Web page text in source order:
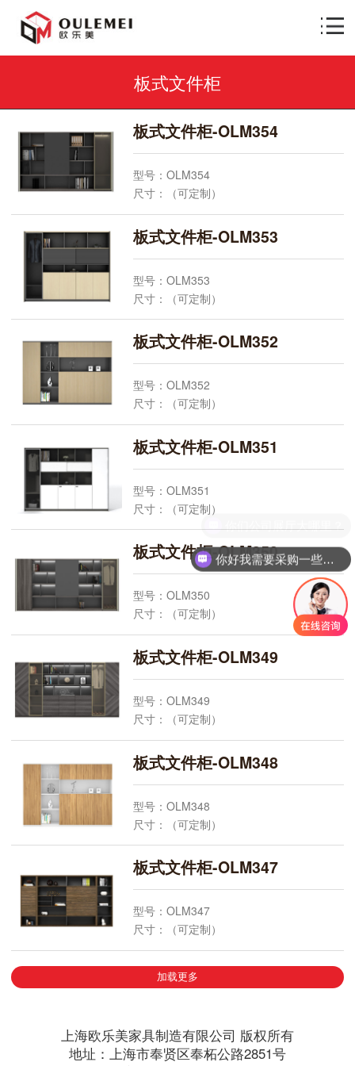
板式文件柜
板式文件柜-OLM354
型号：OLM354
尺寸：（可定制）
颜 色：可选
规 格：常规
产品安装：上海市配送、安装上门测量，设
终身质保维修
欧乐美板式文件柜- 文件柜采购，上海本地
工厂直销，办公家具一站式采购。联系电
话：13585628555 021-52277078
板式文件柜-OLM353
型号：OLM353
尺寸：（可定制）
颜 色：可选
规 格：常规
产品安装：上海市配送、安装上门测量，设
终身质保维修
欧乐美板式文件柜- 文件柜采购，上海本地
工厂直销，办公家具一站式采购。联系电
话：13585628555 021-52277078
板式文件柜-OLM352
型号：OLM352
尺寸：（可定制）
颜 色：可选
规 格：常规
产品安装：上海市配送、安装上门测量，设
终身质保维修
欧乐美板式文件柜- 文件柜采购，上海本地
工厂直销，办公家具一站式采购。联系电
话：13585628555 021-52277078
板式文件柜-OLM351
型号：OLM351
尺寸：（可定制）
颜 色：可选
规 格：常规
产品安装：上海市配送、安装上门测量，设
计方案，预算报价。欧乐美产品质保十年、
终身质保维修
欧乐美板式文件柜- 文件柜采购，上海本地
工厂直销，办公家具一站式采购。联系电
话：13585628555 021-52277078
板式文件柜-OLM350
型号：OLM350
尺寸：（可定制）
颜 色：可选
规 格：常规
产品安装：上海市配送、安装上门测量，设
终身质保维修
欧乐美板式文件柜- 文件柜采购，上海本地
工厂直销，办公家具一站式采购。联系电
话：13585628555 021-52277078
板式文件柜-OLM349
型号：OLM349
尺寸：（可定制）
颜 色：可选
规 格：常规
产品安装：上海市配送、安装上门测量，设
终身质保维修
欧乐美经理办公桌主管桌- 办公室经理桌采
购，上海本地工厂直销，办公家具一站式采
购。联系电话：13585628555 021-
板式文件柜-OLM348
型号：OLM348
尺寸：（可定制）
颜 色：可选
规 格：常规
产品安装：上海市配送、安装上门测量，设
终身质保维修
欧乐美板式文件柜- 文件柜采购，上海本地
工厂直销，办公家具一站式采购。联系电
话：13585628555 021-52277078
板式文件柜-OLM347
型号：OLM347
尺寸：（可定制）
颜 色：可选
规 格：常规
产品安装：上海市配送、安装上门测量，设
欧乐美板式文件柜- 文件柜采购，上海本地
工厂直销，办公家具一站式采购。联系电
加载更多
上海欧乐美家具制造有限公司 版权所有
地址：上海市奉贤区奉柘公路2851号
你好我需要采购一些办公桌椅?